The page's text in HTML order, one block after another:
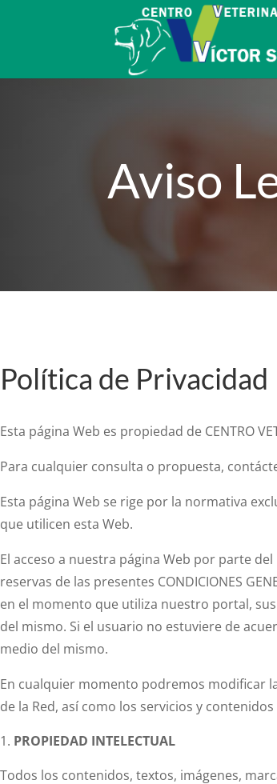
Aviso
Política de Privacidad
Esta página Web es propiedad de CENTRO
Para cualquier consulta o propuesta,
Esta página Web se rige por la normativa
que utilicen esta Web.
El acceso a nuestra página Web por parte
reservas de las presentes CONDICIONES
en el momento que utiliza nuestro portal,
del mismo. Si el usuario no estuviere de
medio del mismo.
En cualquier momento podremos modificar
de la Red, así como los servicios y
PROPIEDAD INTELECTUAL
Todos los contenidos, textos, imágenes,